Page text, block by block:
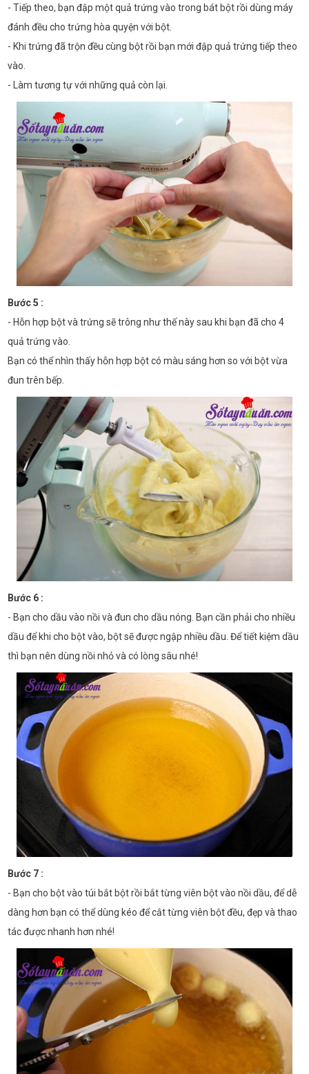
- Tiếp theo, bạn đập một quả trứng vào trong bát bột rồi dùng máy
đánh đều cho trứng hòa quyện với bột.
- Khi trứng đã trộn đều cùng bột rồi bạn mới đập quả trứng tiếp theo
vào.
- Làm tương tự với những quả còn lại.
Bước 5 :
- Hỗn hợp bột và trứng sẽ trông như thế này sau khi bạn đã cho 4
quả trứng vào.
Bạn có thể nhìn thấy hỗn hợp bột có màu sáng hơn so với bột vừa
đun trên bếp.
Bước 6 :
- Bạn cho dầu vào nồi và đun cho dầu nóng. Bạn cần phải cho nhiều
dầu để khi cho bột vào, bột sẽ được ngập nhiều dầu. Để tiết kiệm dầu
thì bạn nên dùng nồi nhỏ và có lòng sâu nhé!
Bước 7 :
- Bạn cho bột vào túi bắt bột rồi bắt từng viên bột vào nồi dầu, để dễ
dàng hơn bạn có thể dùng kéo để cắt từng viên bột đều, đẹp và thao
tác được nhanh hơn nhé!